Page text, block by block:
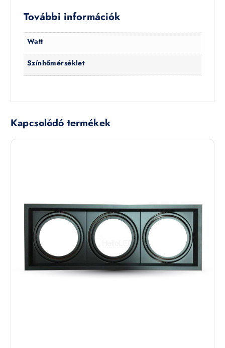
További információk
Watt
Színhőmérséklet
Kapcsolódó termékek